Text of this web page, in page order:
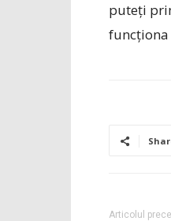
puteți
Articolul